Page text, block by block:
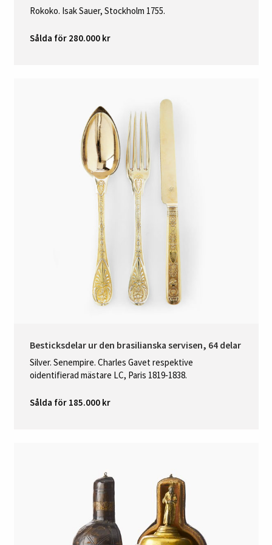
Rokoko. Isak Sauer, Stockholm 1755.
Sålda för 280.000 kr
Besticksdelar ur den brasilianska servisen, 64 delar
Silver. Senempire. Charles Gavet respektive
oidentifierad mästare LC, Paris 1819‑1838.
Sålda för 185.000 kr